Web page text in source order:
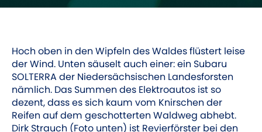
Hoch oben in den Wipfeln des Waldes flüstert leise
der Wind. Unten säuselt auch einer: ein Subaru
SOLTERRA der Niedersächsischen Landesforsten
nämlich. Das Summen des Elektroautos ist so
dezent, dass es sich kaum vom Knirschen der
Reifen auf dem geschotterten Waldweg abhebt.
Dirk Strauch (Foto unten) ist Revierförster bei den